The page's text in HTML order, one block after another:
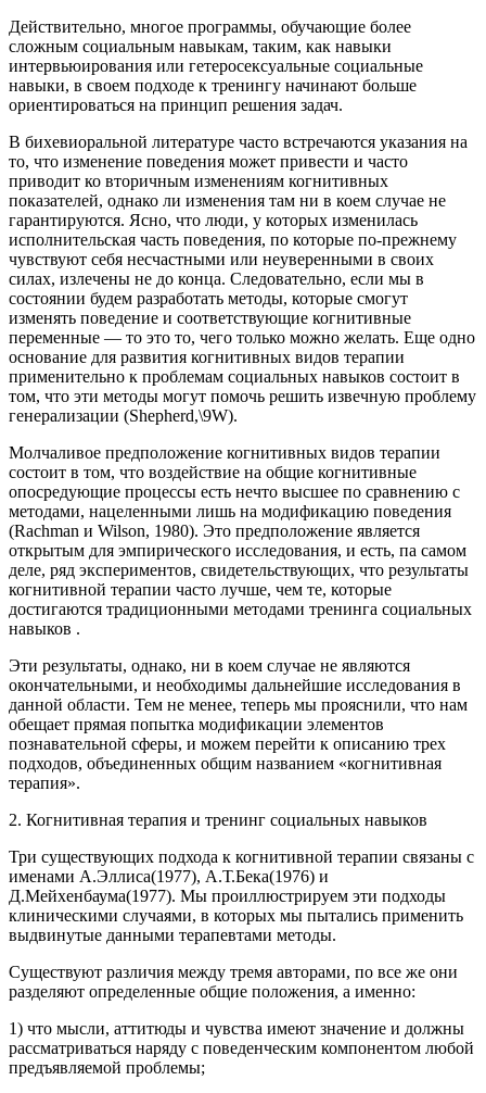
Действительно, многое программы, обучающие более
сложным социальным навыкам, таким, как навыки
интервьюирования или гетеросексуальные социальные
навыки, в своем подходе к тренингу начинают больше
ориентироваться на принцип решения задач.
В бихевиоральной литературе часто встречаются указания на
то, что изменение поведения может привести и часто
приводит ко вторичным изменениям когнитивных
показателей, однако ли изменения там ни в коем случае не
гарантируются. Ясно, что люди, у которых изменилась
исполнительская часть поведения, по которые по-прежнему
чувствуют себя несчастными или неуверенными в своих
силах, излечены не до конца. Следовательно, если мы в
состоянии будем разработать методы, которые смогут
изменять поведение и соответствующие когнитивные
переменные — то это то, чего только можно желать. Еще одно
основание для развития когнитивных видов терапии
применительно к проблемам социальных навыков состоит в
том, что эти методы могут помочь решить извечную проблему
генерализации (Shepherd,\9W).
Молчаливое предположение когнитивных видов терапии
состоит в том, что воздействие на общие когнитивные
опосредующие процессы есть нечто высшее по сравнению с
методами, нацеленными лишь на модификацию поведения
(Rachman и Wilson, 1980). Это предположение является
открытым для эмпирического исследования, и есть, па самом
деле, ряд экспериментов, свидетельствующих, что результаты
когнитивной терапии часто лучше, чем те, которые
достигаются традиционными методами тренинга социальных
навыков .
Эти результаты, однако, ни в коем случае не являются
окончательными, и необходимы дальнейшие исследования в
данной области. Тем не менее, теперь мы прояснили, что нам
обещает прямая попытка модификации элементов
познавательной сферы, и можем перейти к описанию трех
подходов, объединенных общим названием «когнитивная
терапия».
2. Когнитивная терапия и тренинг социальных навыков
Три существующих подхода к когнитивной терапии связаны с
именами А.Эллиса(1977), А.Т.Бека(1976) и
Д.Мейхенбаума(1977). Мы проиллюстрируем эти подходы
клиническими случаями, в которых мы пытались применить
выдвинутые данными терапевтами методы.
Существуют различия между тремя авторами, по все же они
разделяют определенные общие положения, а именно:
1) что мысли, аттитюды и чувства имеют значение и должны
рассматриваться наряду с поведенческим компонентом любой
предъявляемой проблемы;